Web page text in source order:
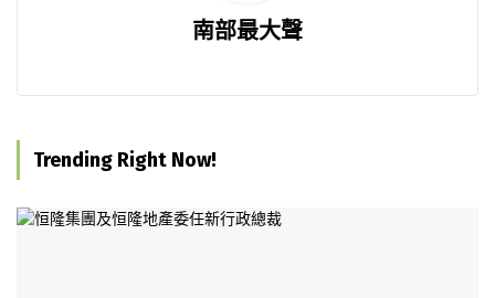
南部最大聲
Trending Right Now!